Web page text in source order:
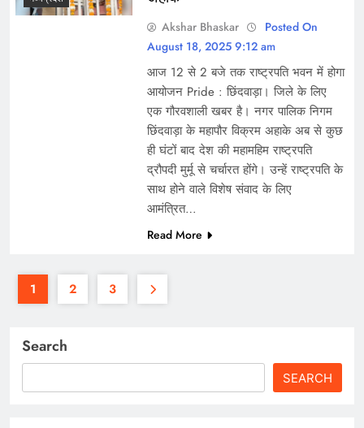
Akshar Bhaskar
Posted On
August 18, 2025 9:12 am
आज 12 से 2 बजे तक राष्ट्रपति भवन में होगा
आयोजन Pride : छिंदवाड़ा। जिले के लिए
एक गौरवशाली खबर है। नगर पालिक निगम
छिंदवाड़ा के महापौर विक्रम अहाके अब से कुछ
ही घंटों बाद देश की महामहिम राष्ट्रपति
द्रौपदी मुर्मू से चर्चारत होंगे। उन्हें राष्ट्रपति के
साथ होने वाले विशेष संवाद के लिए
आमंत्रित…
Read More
1 2 3
Search
SEARCH